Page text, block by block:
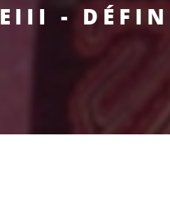
EIII -